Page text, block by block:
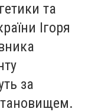
та
Ігоря
за